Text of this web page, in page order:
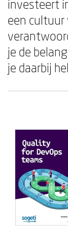
investeert
een cultuur
je de
je daarbij